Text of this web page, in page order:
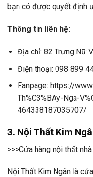
bạn có được quyết định
Thông tin liên hệ:
Địa chỉ: 82 Trưng Nữ
Điện thoại: 098 899
Fanpage: https://
Th%C3%BAy-Nga-
464338187035707/
3. Nội Thất Kim
>>>Cửa hàng nội thất
Nội Thất Kim Ngân là